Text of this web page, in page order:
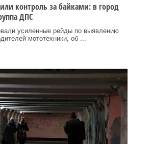
контроль за байками: в город
ДПС
усиленные рейды по выявлению
мототехники, об ...